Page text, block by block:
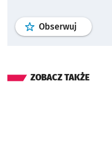
Obserwuj profil
ZOBACZ TAKŻE